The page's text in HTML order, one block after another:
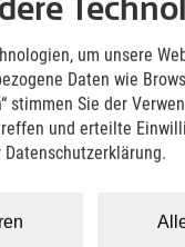
um unsere
Daten wie
Sie der
und erteilte